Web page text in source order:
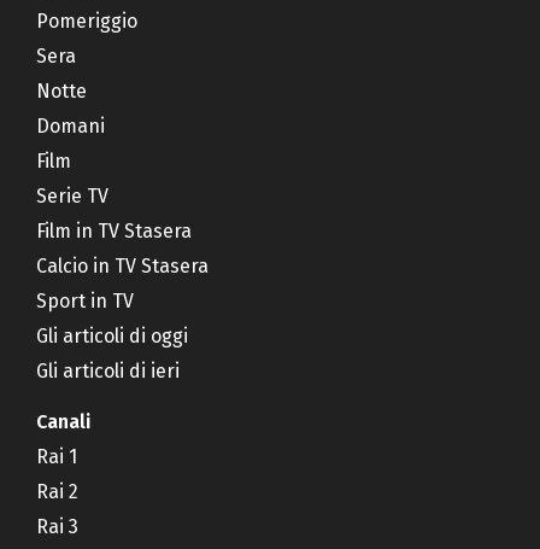
Pomeriggio
Sera
Notte
Domani
Film
Serie TV
Film in TV Stasera
Calcio in TV Stasera
Sport in TV
Gli articoli di oggi
Gli articoli di ieri
Canali
Rai 1
Rai 2
Rai 3